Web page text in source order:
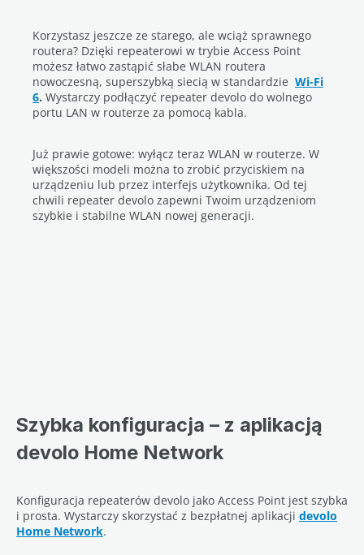
Korzystasz jeszcze ze starego, ale wciąż sprawnego
routera? Dzięki repeaterowi w trybie Access Point
możesz łatwo zastąpić słabe WLAN routera
nowoczesną, superszybką siecią w standardzie Wi-Fi
6. Wystarczy podłączyć repeater devolo do wolnego
portu LAN w routerze za pomocą kabla.
Już prawie gotowe: wyłącz teraz WLAN w routerze. W
większości modeli można to zrobić przyciskiem na
urządzeniu lub przez interfejs użytkownika. Od tej
chwili repeater devolo zapewni Twoim urządzeniom
szybkie i stabilne WLAN nowej generacji.
Szybka konfiguracja – z aplikacją
devolo Home Network
Konfiguracja repeaterów devolo jako Access Point jest szybka
i prosta. Wystarczy skorzystać z bezpłatnej aplikacji devolo
Home Network.